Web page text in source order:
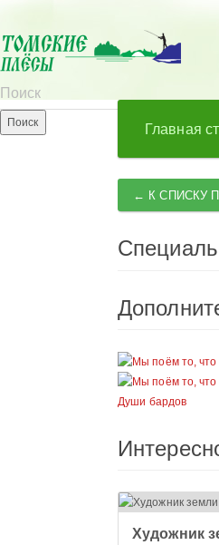
Главная
← К СПИСКУ
Души бардов
Художник